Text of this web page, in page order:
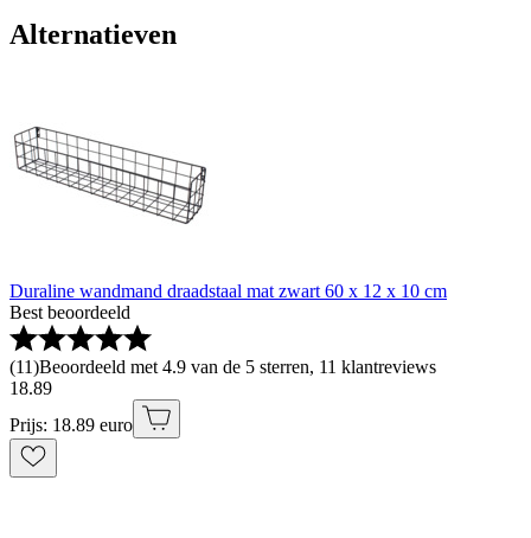
Alternatieven
Duraline wandmand draadstaal mat zwart 60 x 12 x 10 cm
Best beoordeeld
(11)Beoordeeld met 4.9 van de 5 sterren, 11 klantreviews
18.89
Prijs: 18.89 euro